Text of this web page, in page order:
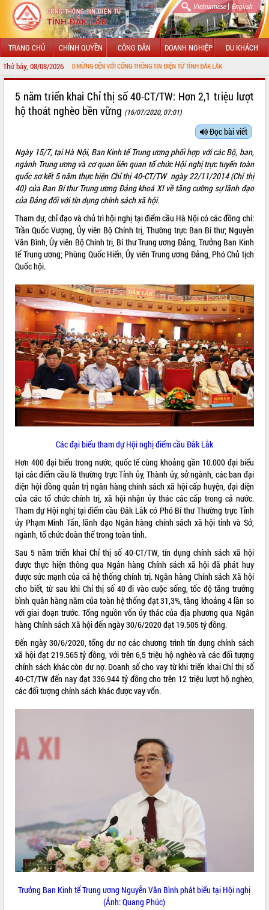
Vietnamese| English
TRANG CHỦ CHÍNH QUYỀN CÔNG DÂN DOANH NGHIỆP DU KHÁCH
Thứ bảy, 08/08/2026
CHÀO MỪNG ĐẾN VỚI CỔNG THÔNG TIN ĐIỆN TỬ TỈNH ĐẮK LẮK
LÃNH ĐẠO UBND TỈNH
SỞ, BAN, NGÀNH
UBND CÁC XÃ, PHƯỜNG
HỆ THỐNG VĂN BẢN
VĂN BẢN HĐND TỈNH
ĐIỂM TIN VĂN BẢN
QUY HOẠCH - KẾ HOẠCH
VIDEO
Khám bệnh, cấp phát thuốc miễn phí
và tặng quà người dân xã Cư Pui
Nam Anh hùng” và trao Huân chương
Lao động
tỉnh khóa XI quyết nghị nhiều nội dung
Bí thư Tỉnh ủy Lương Nguyễn Minh
Triết thăm, tặng quà người có công với
cách mạng
Rà soát, hoàn thiện hệ thống thiết chế
văn hóa, thể thao đáp ứng yêu cầu
phát triển mới
LIÊN KẾT WEB
5 năm triển khai Chỉ thị số 40-CT/TW: Hơn 2,1 triệu lượt
hộ thoát nghèo bền vững (16/07/2020, 07:01)
Đọc bài viết
Ngày 15/7, tại Hà Nội, Ban Kinh tế Trung ương phối hợp với các Bộ, ban,
ngành Trung ương và cơ quan liên quan tổ chức Hội nghị trực tuyến toàn
quốc sơ kết 5 năm thực hiện Chỉ thị 40-CT/TW ngày 22/11/2014 (Chỉ thị
40) của Ban Bí thư Trung ương Đảng khoá XI về tăng cường sự lãnh đạo
của Đảng đối với tín dụng chính sách xã hội.
Tham dự, chỉ đạo và chủ trì hội nghị tại điểm cầu Hà Nội có các đồng chí:
Trần Quốc Vượng, Ủy viên Bộ Chính trị, Thường trực Ban Bí thư; Nguyễn
Văn Bình, Ủy viên Bộ Chính trị, Bí thư Trung ương Đảng, Trưởng Ban Kinh
tế Trung ương; Phùng Quốc Hiển, Ủy viên Trung ương Đảng, Phó Chủ tịch
Quốc hội.
Các đại biểu tham dự Hội nghị điểm cầu Đắk Lắk
Hơn 400 đại biểu trong nước, quốc tế cùng khoảng gần 10.000 đại biểu
tại các điểm cầu là thường trực Tỉnh ủy, Thành ủy, sở ngành, các ban đại
diện hội đồng quản trị ngân hàng chính sách xã hội cấp huyện, đại diện
của các tổ chức chính trị, xã hội nhận ủy thác các cấp trong cả nước.
Tham dự Hội nghị tại điểm cầu Đắk Lắk có Phó Bí thư Thường trực Tỉnh
ủy Phạm Minh Tấn, lãnh đạo Ngân hàng chính sách xã hội tỉnh và Sở,
ngành, tổ chức đoàn thể trong toàn tỉnh.
Sau 5 năm triển khai Chỉ thị số 40-CT/TW, tín dụng chính sách xã hội
được thực hiện thông qua Ngân hàng Chính sách xã hội đã phát huy
được sức mạnh của cả hệ thống chính trị. Ngân hàng Chính sách Xã hội
cho biết, từ sau khi Chỉ thị số 40 đi vào cuộc sống, tốc độ tăng trưởng
bình quân hàng năm của toàn hệ thống đạt 31,3%, tăng khoảng 4 lần so
với giai đoạn trước. Tổng nguồn vốn ủy thác của địa phương qua Ngân
hàng Chính sách Xã hội đến ngày 30/6/2020 đạt 19.505 tỷ đồng.
Đến ngày 30/6/2020, tổng dư nợ các chương trình tín dụng chính sách
xã hội đạt 219.565 tỷ đồng, với trên 6,5 triệu hộ nghèo và các đối tượng
chính sách khác còn dư nợ. Doanh số cho vay từ khi triển khai Chỉ thị số
40-CT/TW đến nay đạt 336.944 tỷ đồng cho trên 12 triệu lượt hộ nghèo,
các đối tượng chính sách khác được vay vốn.
Trưởng Ban Kinh tế Trung ương Nguyễn Văn Bình phát biểu tại Hội nghị
(Ảnh: Quang Phúc)